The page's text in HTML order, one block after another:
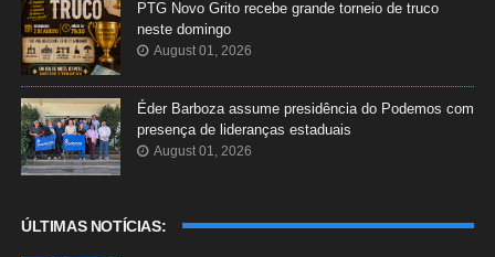
PTG Novo Grito recebe grande torneio de truco
neste domingo
August 01, 2026
Éder Barboza assume presidência do Podemos com
presença de lideranças estaduais
August 01, 2026
ÚLTIMAS NOTÍCIAS: